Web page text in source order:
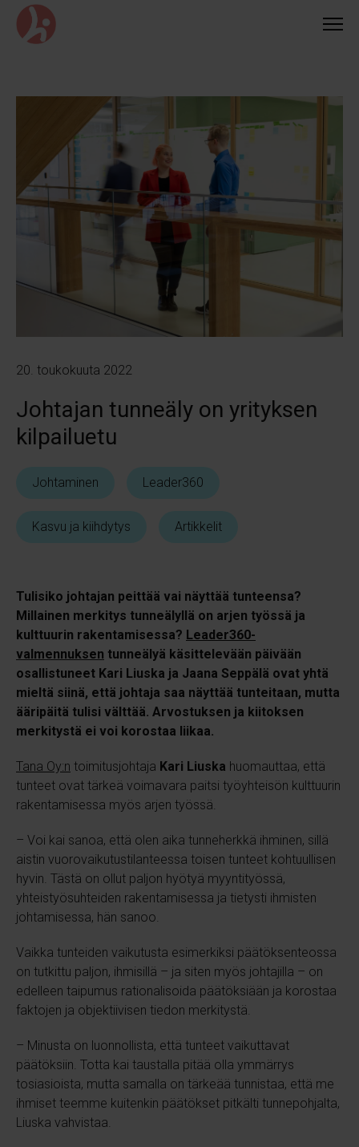
Siirry
suoraan
sisältöön
20. toukokuuta 2022
Johtajan tunneäly on yrityksen
kilpailuetu
Johtaminen Leader360
Kasvu ja kiihdytys Artikkelit
Tulisiko johtajan peittää vai näyttää tunteensa?
Millainen merkitys tunneälyllä on arjen työssä ja
kulttuurin rakentamisessa? Leader360-
valmennuksen tunneälyä käsittelevään päivään
osallistuneet Kari Liuska ja Jaana Seppälä ovat yhtä
mieltä siinä, että johtaja saa näyttää tunteitaan, mutta
ääripäitä tulisi välttää. Arvostuksen ja kiitoksen
merkitystä ei voi korostaa liikaa.
Tana Oy:n toimitusjohtaja Kari Liuska huomauttaa, että
tunteet ovat tärkeä voimavara paitsi työyhteisön kulttuurin
rakentamisessa myös arjen työssä.
– Voi kai sanoa, että olen aika tunneherkkä ihminen, sillä
aistin vuorovaikutustilanteessa toisen tunteet kohtuullisen
hyvin. Tästä on ollut paljon hyötyä myyntityössä,
yhteistyösuhteiden rakentamisessa ja tietysti ihmisten
johtamisessa, hän sanoo.
Vaikka tunteiden vaikutusta esimerkiksi päätöksenteossa
on tutkittu paljon, ihmisillä – ja siten myös johtajilla – on
edelleen taipumus rationalisoida päätöksiään ja korostaa
faktojen ja objektiivisen tiedon merkitystä.
– Minusta on luonnollista, että tunteet vaikuttavat
päätöksiin. Totta kai taustalla pitää olla ymmärrys
tosiasioista, mutta samalla on tärkeää tunnistaa, että me
ihmiset teemme kuitenkin päätökset pitkälti tunnepohjalta,
Liuska vahvistaa.